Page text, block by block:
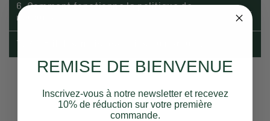
6. Comment fonctionne la politique de
retour ?
7. Y a-t-il des frais associés au retour ?
SERVICE CLIENT
REMISE DE BIENVENUE
Inscrivez-vous à notre newsletter et recevez
10% de réduction sur votre première
commande.